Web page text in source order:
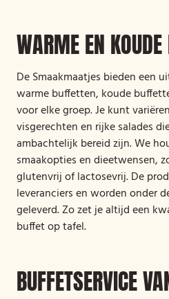
WARME EN KOUDE
De Smaakmaatjes bieden een
warme buffetten, koude
voor elke groep. Je kunt
visgerechten en rijke salades
ambachtelijk bereid zijn. We
smaakopties en dieetwensen,
glutenvrij of lactosevrij. De
leveranciers en worden onder
geleverd. Zo zet je altijd een
buffet op tafel.
BUFFETSERVICE